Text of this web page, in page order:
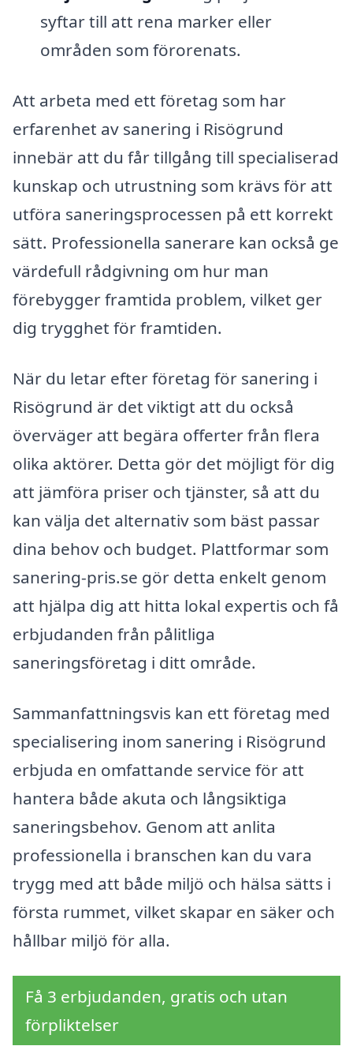
syftar till att rena marker eller
områden som förorenats.
Att arbeta med ett företag som har
erfarenhet av sanering i Risögrund
innebär att du får tillgång till specialiserad
kunskap och utrustning som krävs för att
utföra saneringsprocessen på ett korrekt
sätt. Professionella sanerare kan också ge
värdefull rådgivning om hur man
förebygger framtida problem, vilket ger
dig trygghet för framtiden.
När du letar efter företag för sanering i
Risögrund är det viktigt att du också
överväger att begära offerter från flera
olika aktörer. Detta gör det möjligt för dig
att jämföra priser och tjänster, så att du
kan välja det alternativ som bäst passar
dina behov och budget. Plattformar som
sanering-pris.se gör detta enkelt genom
att hjälpa dig att hitta lokal expertis och få
erbjudanden från pålitliga
saneringsföretag i ditt område.
Sammanfattningsvis kan ett företag med
specialisering inom sanering i Risögrund
erbjuda en omfattande service för att
hantera både akuta och långsiktiga
saneringsbehov. Genom att anlita
professionella i branschen kan du vara
trygg med att både miljö och hälsa sätts i
första rummet, vilket skapar en säker och
hållbar miljö för alla.
Få 3 erbjudanden, gratis och utan
förpliktelser